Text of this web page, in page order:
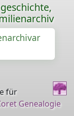
für
Genealogie